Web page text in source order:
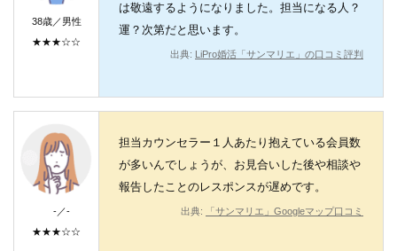
38歳／男性
★★★☆☆
は敬遠するようになりました。担当になる人？
運？次第だと思います。
出典: LiPro婚活「サンマリエ」の口コミ評判
-／-
★★★☆☆
担当カウンセラー１人あたり抱えている会員数
が多いんでしょうが、お見合いした後や相談や
報告したことのレスポンスが遅めです。
出典: 「サンマリエ」Googleマップ口コミ